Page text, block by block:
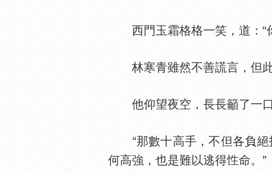
西門玉霜格格一笑，道：“
林寒青雖然不善謊言，但此
他仰望夜空，長長籲了一口
“那數十高手，不但各負絕
何高強，也是難以逃得
命。”